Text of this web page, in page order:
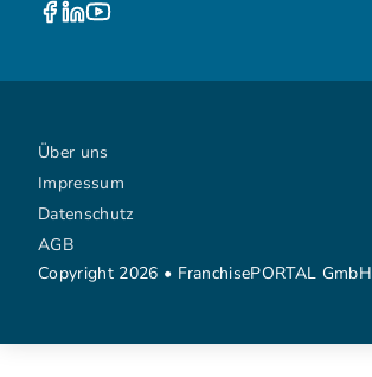
Copyright 2026 • FranchisePORTAL GmbH
Über uns
Impressum
Datenschutz
AGB